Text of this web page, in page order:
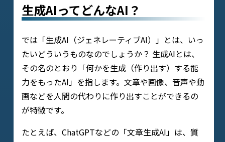
生成AIってどんなAI？
では「生成AI（ジェネレーティブAI）」とは、いっ
たいどういうものなのでしょうか？ 生成AIとは、
その名のとおり「何かを生成（作り出す）する能
力をもったAI」を指します。文章や画像、音声や動
画などを人間の代わりに作り出すことができるの
が特徴です。
たとえば、ChatGPTなどの「文章生成AI」は、質